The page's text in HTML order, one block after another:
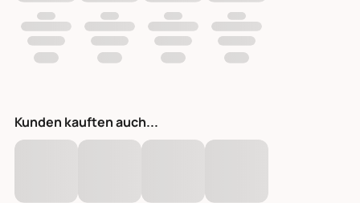
Kunden kauften auch...